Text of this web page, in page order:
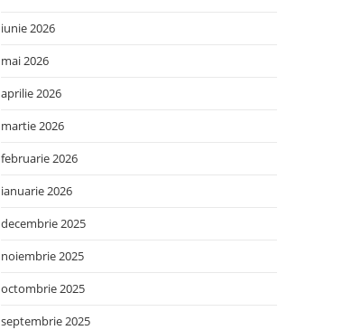
iunie 2026
mai 2026
aprilie 2026
martie 2026
februarie 2026
ianuarie 2026
decembrie 2025
noiembrie 2025
octombrie 2025
septembrie 2025